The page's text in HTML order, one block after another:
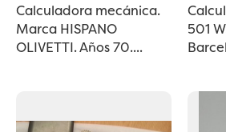
Calculadora mecánica.
Marca HISPANO
OLIVETTI. Años 70....
501